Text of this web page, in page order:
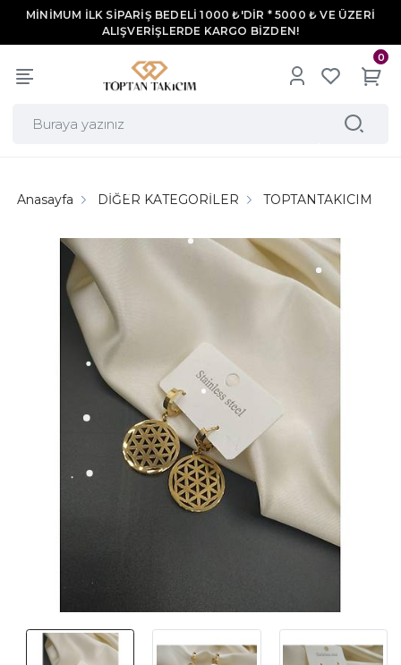
MİNİMUM İLK SİPARİŞ BEDELİ 1000 ₺'DİR * 5000 ₺ VE ÜZERİ
ALIŞVERİŞLERDE KARGO BİZDEN!
0
Anasayfa DİĞER KATEGORİLER TOPTANTAKICIM